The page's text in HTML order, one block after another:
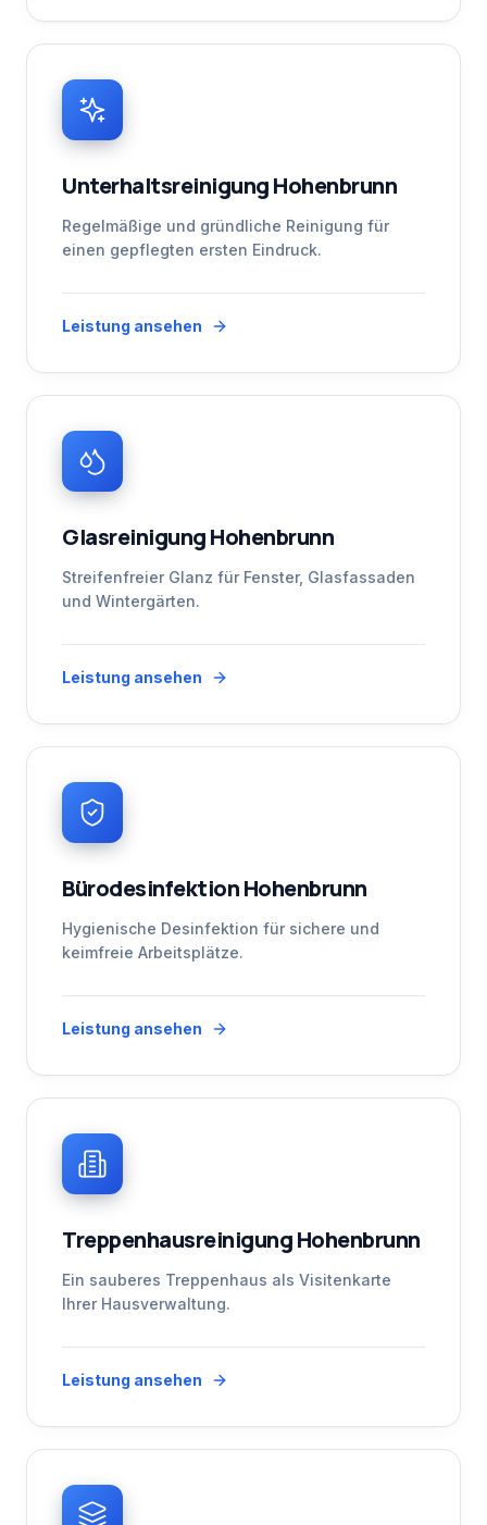
Unterhaltsreinigung Hohenbrunn
Regelmäßige und gründliche Reinigung für
einen gepflegten ersten Eindruck.
Leistung ansehen
Glasreinigung Hohenbrunn
Streifenfreier Glanz für Fenster, Glasfassaden
und Wintergärten.
Leistung ansehen
Bürodesinfektion Hohenbrunn
Hygienische Desinfektion für sichere und
keimfreie Arbeitsplätze.
Leistung ansehen
Treppenhausreinigung Hohenbrunn
Ein sauberes Treppenhaus als Visitenkarte
Ihrer Hausverwaltung.
Leistung ansehen